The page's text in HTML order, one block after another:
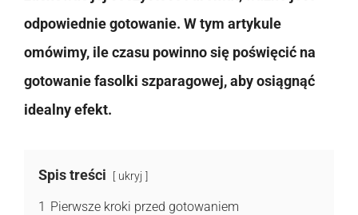
odpowiednie gotowanie. W tym artykule
omówimy, ile czasu powinno się poświęcić na
gotowanie fasolki szparagowej, aby osiągnąć
idealny efekt.
Spis treści ukryj
1 Pierwsze kroki przed gotowaniem